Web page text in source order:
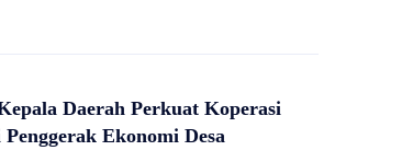
Daerah Perkuat Koperasi
Ekonomi Desa